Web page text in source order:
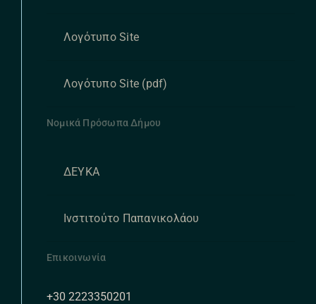
Λογότυπο Site
Λογότυπο Site (pdf)
Νομικά Πρόσωπα Δήμου
ΔΕΥΚΑ
Ινστιτούτο Παπανικολάου
Επικοινωνία
+30 2223350201